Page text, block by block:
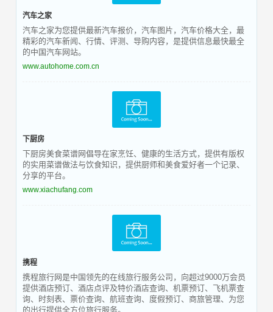
汽车之家
汽车之家为您提供最新汽车报价，汽车图片，汽车价格大全，最
精彩的汽车新闻、行情、评测、导购内容，是提供信息最快最全
的中国汽车网站。
www.autohome.com.cn
下厨房
下厨房美食菜谱网倡导在家烹饪、健康的生活方式，提供有版权
的实用菜谱做法与饮食知识，提供厨师和美食爱好者一个记录、
分享的平台。
www.xiachufang.com
携程
携程旅行网是中国领先的在线旅行服务公司，向超过9000万会员
提供酒店预订、酒店点评及特价酒店查询、机票预订、飞机票查
询、时刻表、票价查询、航班查询、度假预订、商旅管理、为您
的出行提供全方位旅行服务。